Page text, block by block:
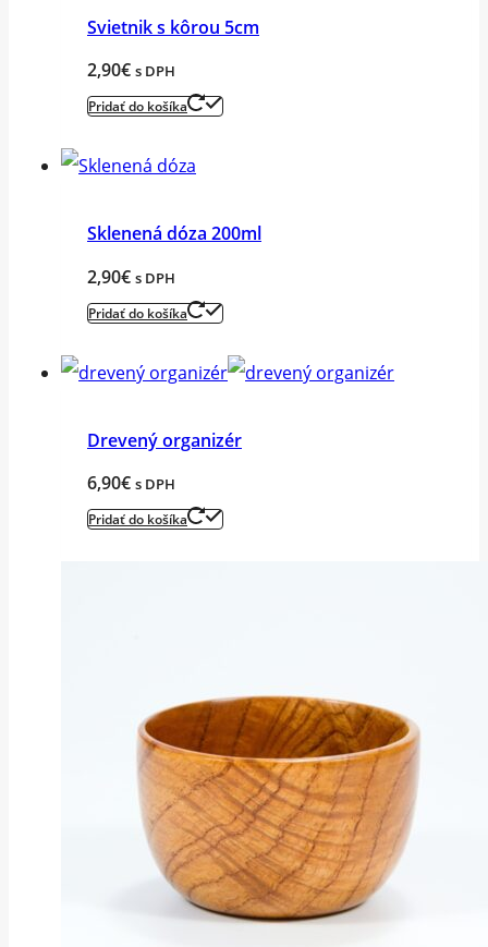
Svietnik s kôrou 5cm
2,90€ s DPH
Pridať do košíka
Sklenená dóza 200ml
2,90€ s DPH
Pridať do košíka
Drevený organizér
6,90€ s DPH
Pridať do košíka